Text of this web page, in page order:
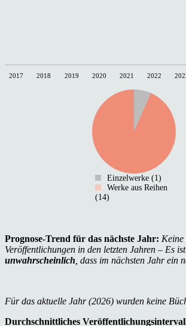
2017 2018 2019 2020 2021 2022
Einzelwerke (1)
Werke aus Reihen
(14)
Prognose-Trend für das nächste Jahr: Keine
Veröffentlichungen in den letzten Jahren – Es ist
unwahrscheinlich , dass im nächsten Jahr ein
Für das aktuelle Jahr (2026) wurden keine
Durchschnittliches